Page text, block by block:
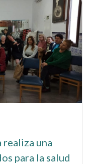
una
para la salud